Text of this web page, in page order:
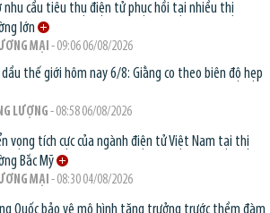
nhu cầu tiêu thụ điện tử phục hồi tại nhiều thị
lớn
MẠI - 09:06 06/08/2026
dầu thế giới hôm nay 6/8: Giằng co theo biên độ hẹp
LƯỢNG- 08:58 06/08/2026
vọng tích cực của ngành điện tử Việt Nam tại thị
Bắc Mỹ
MẠI - 08:30 04/08/2026
Quốc bảo vệ mô hình tăng trưởng trước thềm đàm